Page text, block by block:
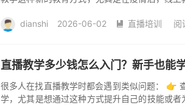
dianshi 2026-06-02  直播培训 阅
直播教学多少钱怎么入门？新手也能
很多人在找直播教学时都会遇到类似问题： 👉
学，尤其是想通过这种方式提升自己的技能或